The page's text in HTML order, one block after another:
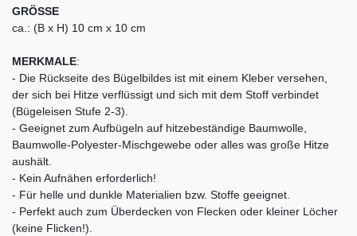
GRÖSSE
ca.: (B x H) 10 cm x 10 cm
MERKMALE:
- Die Rückseite des Bügelbildes ist mit einem Kleber versehen,
der sich bei Hitze verflüssigt und sich mit dem Stoff verbindet
(Bügeleisen Stufe 2-3).
- Geeignet zum Aufbügeln auf hitzebeständige Baumwolle,
Baumwolle-Polyester-Mischgewebe oder alles was große Hitze
aushält.
- Kein Aufnähen erforderlich!
- Für helle und dunkle Materialien bzw. Stoffe geeignet.
- Perfekt auch zum Überdecken von Flecken oder kleiner Löcher
(keine Flicken!).